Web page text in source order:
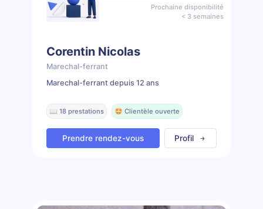
Prochaine disponibilité
< 3 semaines
Corentin Nicolas
Marechal-ferrant
Marechal-ferrant depuis 12 ans
📖 18 prestations 🤩 Clientèle ouverte
Prendre rendez-vous Profil